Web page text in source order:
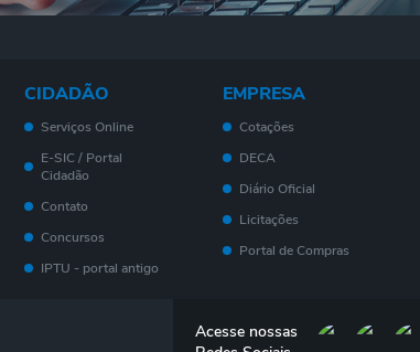
CIDADÃO
Serviços Online
E-SIC / Portal
Cidadão
Contato
Concursos
IPTU - portal antigo
EMPRESA
Cotações
DECA
Diário Oficial
Licitações
Portal de Compras
Eletrônica - NF- e
Acesse nossas